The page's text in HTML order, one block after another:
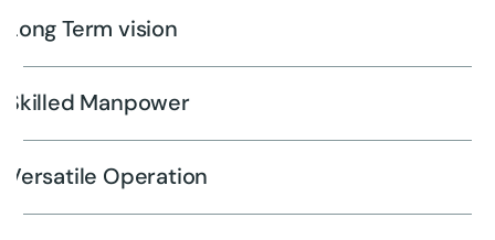
Long Term vision
Skilled Manpower
Versatile Operation